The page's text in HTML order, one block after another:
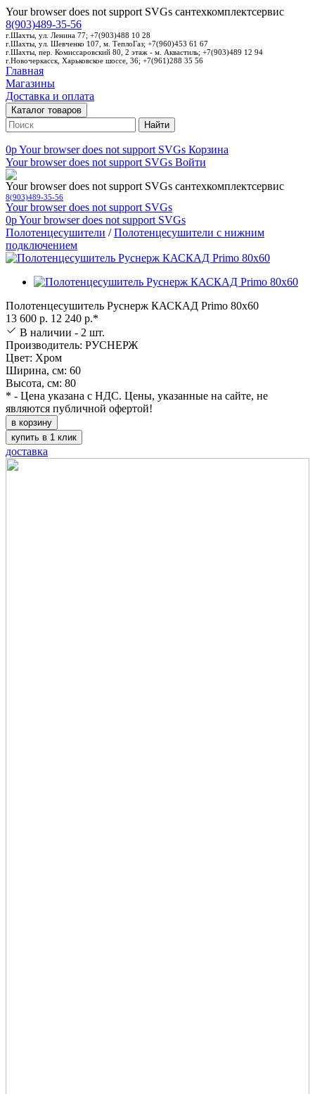
Your browser does not support SVGs сантехкомплектсервис
8(903)489-35-56
г.Шахты, ул. Ленина 77; +7(903)488 10 28
г.Шахты, ул. Шевченко 107, м. ТеплоГаз; +7(960)453 61 67
г.Шахты, пер. Комиссаровский 80, 2 этаж - м. Аквастиль; +7(903)489 12 94
г.Новочеркасск, Харьковское шоссе, 36; +7(961)288 35 56
Главная
Магазины
Доставка и оплата
Каталог товаров
Найти
0pYour browser does not support SVGs Корзина
Your browser does not support SVGs Войти
Your browser does not support SVGs сантехкомплектсервис
8(903)489-35-56
Your browser does not support SVGs
0pYour browser does not support SVGs
Полотенцесушители /Полотенцесушители с нижним
подключением
Полотенцесушитель Руснерж КАСКАД Primo 80х60
13 600 р. 12 240 р.*
В наличии - 2 шт.
Производитель: РУСНЕРЖ
Цвет: Хром
Ширина, см: 60
Высота, см: 80
* - Цена указана с НДС. Цены, указанные на сайте, не
являются публичной офертой!
в корзину
купить в 1 клик
доставка